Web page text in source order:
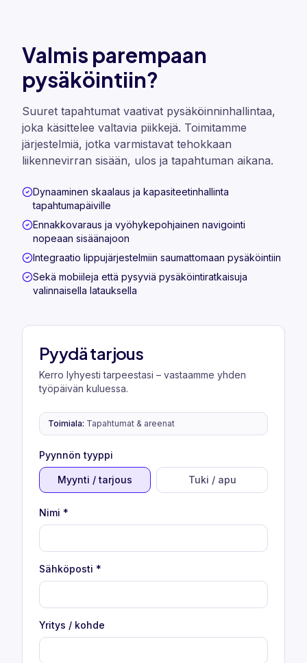
Valmis parempaan
pysäköintiin?
Suuret tapahtumat vaativat pysäköinninhallintaa,
joka käsittelee valtavia piikkejä. Toimitamme
järjestelmiä, jotka varmistavat tehokkaan
liikennevirran sisään, ulos ja tapahtuman aikana.
Dynaaminen skaalaus ja kapasiteetinhallinta
tapahtumapäiville
Ennakkovaraus ja vyöhykepohjainen navigointi
nopeaan sisäänajoon
Integraatio lippujärjestelmiin saumattomaan pysäköintiin
Sekä mobiileja että pysyviä pysäköintiratkaisuja
valinnaisella latauksella
Pyydä tarjous
Kerro lyhyesti tarpeestasi – vastaamme yhden
työpäivän kuluessa.
Toimiala: Tapahtumat & areenat
Pyynnön tyyppi
Myynti / tarjous Tuki / apu
Nimi *
Sähköposti *
Yritys / kohde